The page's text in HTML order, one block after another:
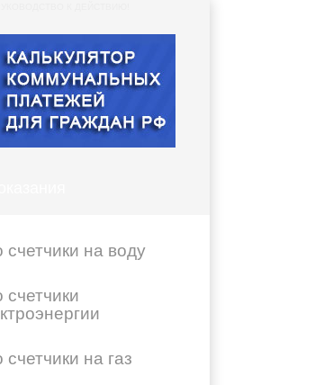
счетчики на воду
счетчики
счетчики на газ